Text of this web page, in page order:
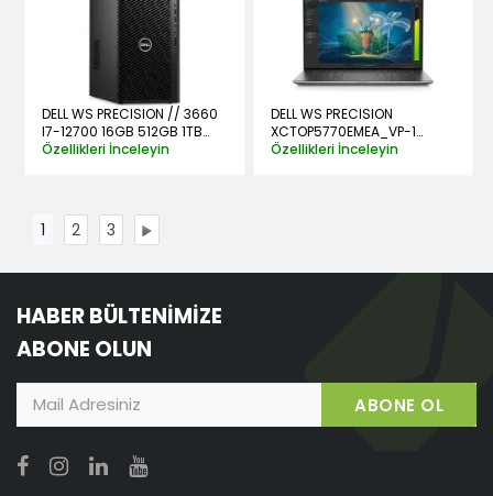
DELL WS PRECISION // 3660
I7-12700 16GB 512GB 1TB
RTX 3070 DOS 1000W
Özellikleri İnceleyin
DELL WS PRECISION
XCTOP5770EMEA_VP-1
M5770 I7-12800H 16GB
Özellikleri İnceleyin
1 2 3
HABER BÜLTENİMİZE
ABONE OLUN
ABONE OL